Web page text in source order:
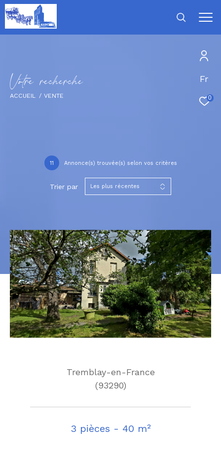
Fr
0
Votre recherche
ACCUEIL VENTE
11 Annonce(s) trouvée(s) selon vos critères
Trier par Les plus récentes
Tremblay-en-France
(93290)
3 pièces - 40 m²